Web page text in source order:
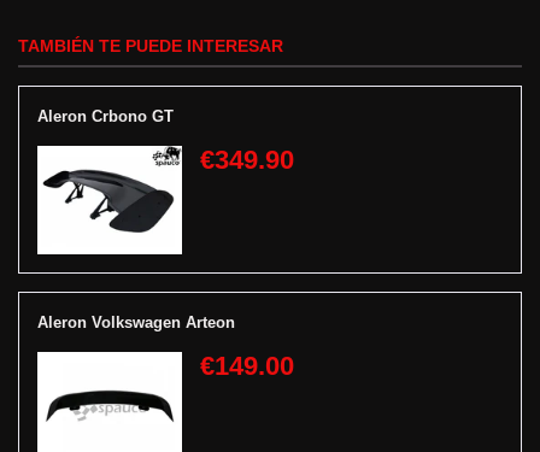
TAMBIÉN TE PUEDE INTERESAR
Aleron Crbono GT
€349.90
Aleron Volkswagen Arteon
€149.00